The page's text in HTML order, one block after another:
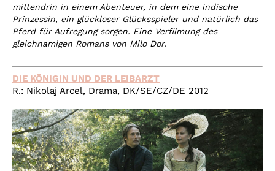
mittendrin in einem Abenteuer, in dem eine indische
Prinzessin, ein glückloser Glücksspieler und natürlich das
Pferd für Aufregung sorgen. Eine Verfilmung des
gleichnamigen Romans von Milo Dor.
DIE KÖNIGIN UND DER LEIBARZT
R.: Nikolaj Arcel, Drama, DK/SE/CZ/DE 2012